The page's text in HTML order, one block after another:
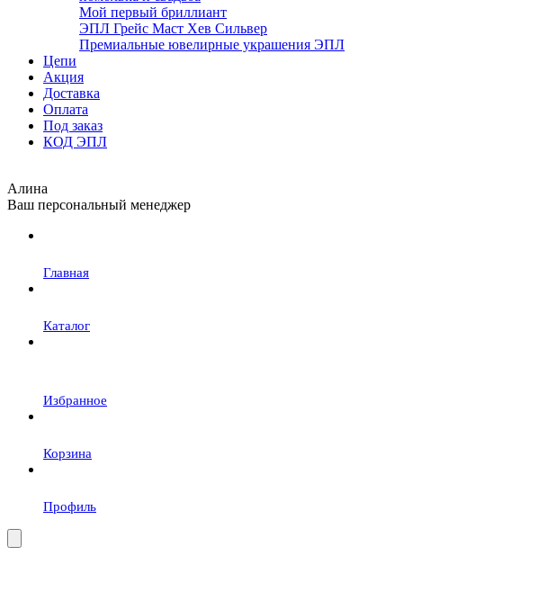
Мой первый бриллиант
ЭПЛ Грейс Маст Хев Сильвер
Премиальные ювелирные украшения ЭПЛ
Цепи
Акция
Доставка
Оплата
Под заказ
КОД ЭПЛ
Алина
Ваш персональный менеджер
Главная
Каталог
Избранное
Корзина
Профиль